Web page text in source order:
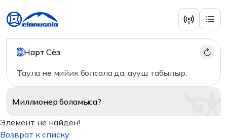
Нарт Сёз
Таула не мийик болсала да, аууш табылыр.
Миллионерболамыса?
Элемент не найден!
Возврат к списку